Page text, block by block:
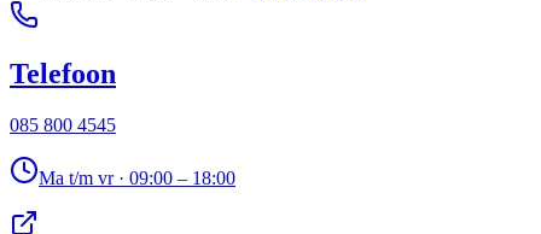
Telefoon
085 800 4545
Ma t/m vr · 09:00 – 18:00